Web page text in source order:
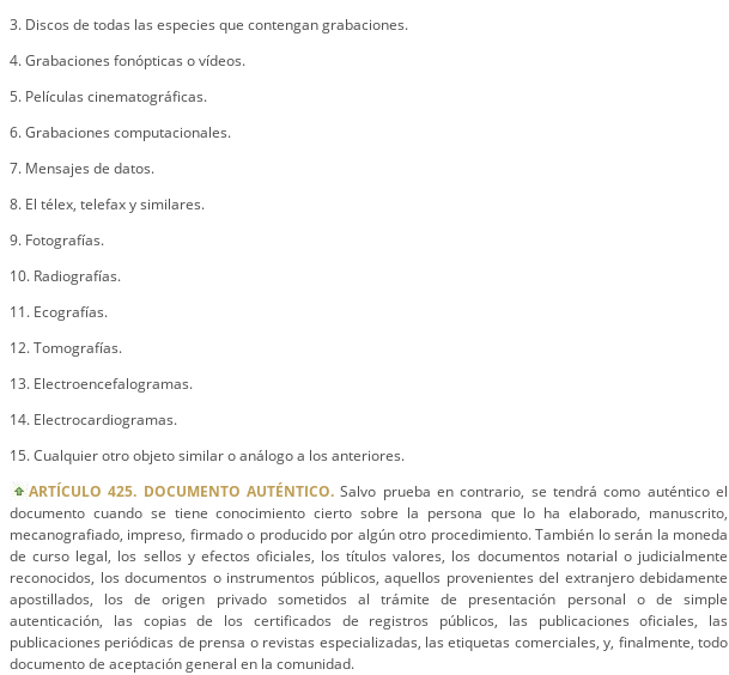
3. Discos de todas las especies que contengan grabaciones.
4. Grabaciones fonópticas o vídeos.
5. Películas cinematográficas.
6. Grabaciones computacionales.
7. Mensajes de datos.
8. El télex, telefax y similares.
9. Fotografías.
10. Radiografías.
11. Ecografías.
12. Tomografías.
13. Electroencefalogramas.
14. Electrocardiogramas.
15. Cualquier otro objeto similar o análogo a los anteriores.
ARTÍCULO 425. DOCUMENTO AUTÉNTICO. Salvo prueba en contrario, se tendrá como auténtico el
documento cuando se tiene conocimiento cierto sobre la persona que lo ha elaborado, manuscrito,
mecanografiado, impreso, firmado o producido por algún otro procedimiento. También lo serán la moneda
de curso legal, los sellos y efectos oficiales, los títulos valores, los documentos notarial o judicialmente
reconocidos, los documentos o instrumentos públicos, aquellos provenientes del extranjero debidamente
apostillados, los de origen privado sometidos al trámite de presentación personal o de simple
autenticación, las copias de los certificados de registros públicos, las publicaciones oficiales, las
publicaciones periódicas de prensa o revistas especializadas, las etiquetas comerciales, y, finalmente, todo
documento de aceptación general en la comunidad.